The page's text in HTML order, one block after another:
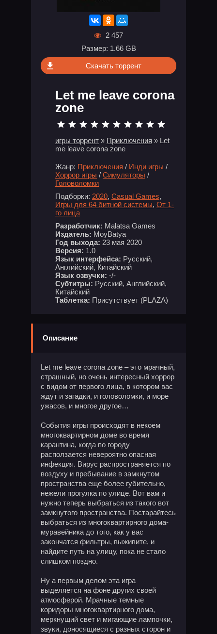
2 457
Размер: 1.66 GB
Скачать торрент
Let me leave corona
zone
игры торрент » Приключения » Let
me leave corona zone
Жанр: Приключения / Инди игры /
Хоррор игры / Симуляторы /
Головоломки
Подборки: 2020, Casual Games,
Игры для 64 битной системы, От 1-
го лица
Разработчик: Malatsa Games
Издатель: MoyBatya
Год выхода: 23 мая 2020
Версия: 1.0
Язык интерфейса: Русский,
Английский, Китайский
Язык озвучки: -/-
Субтитры: Русский, Английский,
Китайский
Таблетка: Присутствует (PLAZA)
Описание
Let me leave corona zone – это мрачный,
страшный, но очень интересный хоррор
с видом от первого лица, в котором вас
ждут и загадки, и головоломки, и море
ужасов, и многое другое…
События игры происходят в некоем
многоквартирном доме во время
карантина, когда по городу
расползается невероятно опасная
инфекция. Вирус распространяется по
воздуху и пребывание в замкнутом
пространства еще более губительно,
нежели прогулка по улице. Вот вам и
нужно теперь выбраться из такого вот
замкнутого пространства. Постарайтесь
выбраться из многоквартирного дома-
муравейника до того, как у вас
закончатся фильтры, выживите, и
найдите путь на улицу, пока не стало
слишком поздно.
Ну а первым делом эта игра
выделяется на фоне других своей
атмосферой. Мрачные темные
коридоры многоквартирного дома,
меркнущий свет и мигающие лампочки,
звуки, доносящиеся с разных сторон и